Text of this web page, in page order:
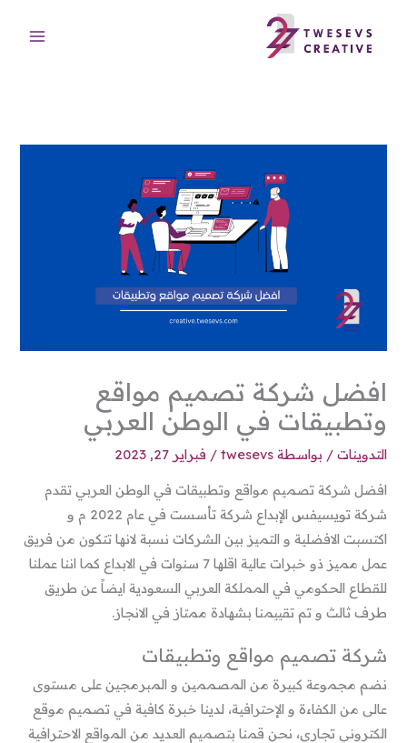
افضل شركة تصميم مواقع
وتطبيقات في الوطن العربي
التدوينات / بواسطة twesevs
/ فبراير 27, 2023
افضل شركة تصميم مواقع وتطبيقات في الوطن العربي تقدم
شركة تويسيفس الإبداع شركة تأسست في عام 2022 م و
اكتسبت الافضلية و التميز بين الشركات نسبة لانها تتكون من فريق
عمل مميز ذو خبرات عالية اقلها 7 سنوات في الابداع كما اننا عملنا
للقطاع الحكومي في المملكة العربي السعودية ايضاً عن طريق
طرف ثالث و تم تقييمنا بشهادة ممتاز في الانجاز.
شركة تصميم مواقع وتطبيقات
نضم مجموعة كبيرة من المصممين و المبرمجين على مستوى
عالى من الكفاءة و الإحترافية، لدينا خبرة كافية في تصميم موقع
الكتروني تجاري، نحن قمنا بتصميم العديد من المواقع الاحترافية